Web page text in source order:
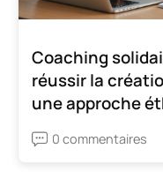
Coaching
réussir la
une approche
0 commentaires